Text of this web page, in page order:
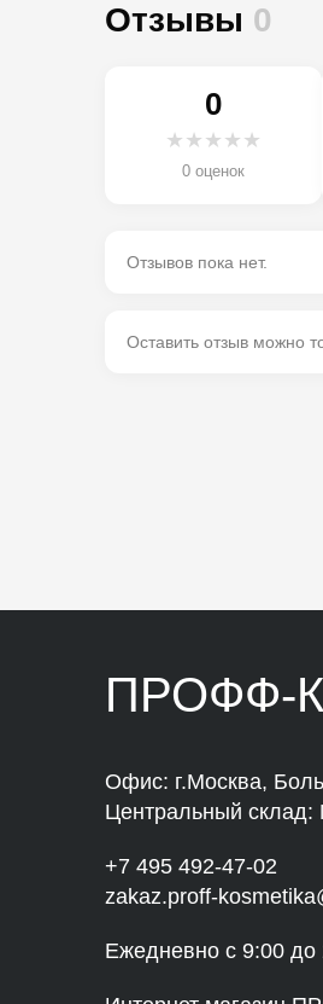
Отзывы 0
0
★ ★ ★ ★ ★
0 оценок
Отзывов пока нет.
Оставить отзыв можно
ПРОФФ-
Офис: г.Москва,
Центральный склад:
+7 495 492-47-02
zakaz.proff-
Ежедневно с 9:00 до